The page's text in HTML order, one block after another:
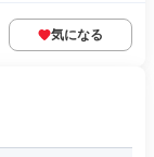
気になる